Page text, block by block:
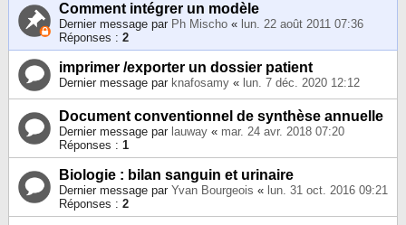
Comment intégrer un modèle
Dernier message par Ph Mischo « lun. 22 août 2011 07:36
Réponses : 2
imprimer /exporter un dossier patient
Dernier message par knafosamy « lun. 7 déc. 2020 12:12
Document conventionnel de synthèse annuelle
Dernier message par lauway « mar. 24 avr. 2018 07:20
Réponses : 1
Biologie : bilan sanguin et urinaire
Dernier message par Yvan Bourgeois « lun. 31 oct. 2016 09:21
Réponses : 2